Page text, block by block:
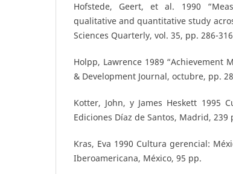
Hofstede, Geert, et al. 1990
qualitative and quantitative study
Sciences Quarterly, vol. 35, pp. 286-
Holpp, Lawrence 1989 “Achievement
& Development Journal, octubre, pp.
Kotter, John, y James Heskett 1995
Ediciones Díaz de Santos, Madrid, 239
Kras, Eva 1990 Cultura gerencial:
Iberoamericana, México, 95 pp.